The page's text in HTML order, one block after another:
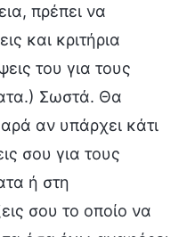
πρέπει να
και κριτήρια
του για τους
Σωστά. Θα
αν υπάρχει κάτι
σου για τους
ή στη
σου το οποίο να